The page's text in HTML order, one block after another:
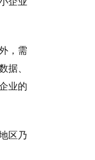
，需
、
业的
区乃